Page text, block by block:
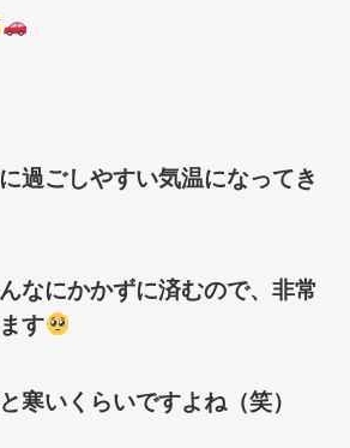
過ごしやすい気温になってき
なにかかずに済むので、非常
す
寒いくらいですよね（笑）